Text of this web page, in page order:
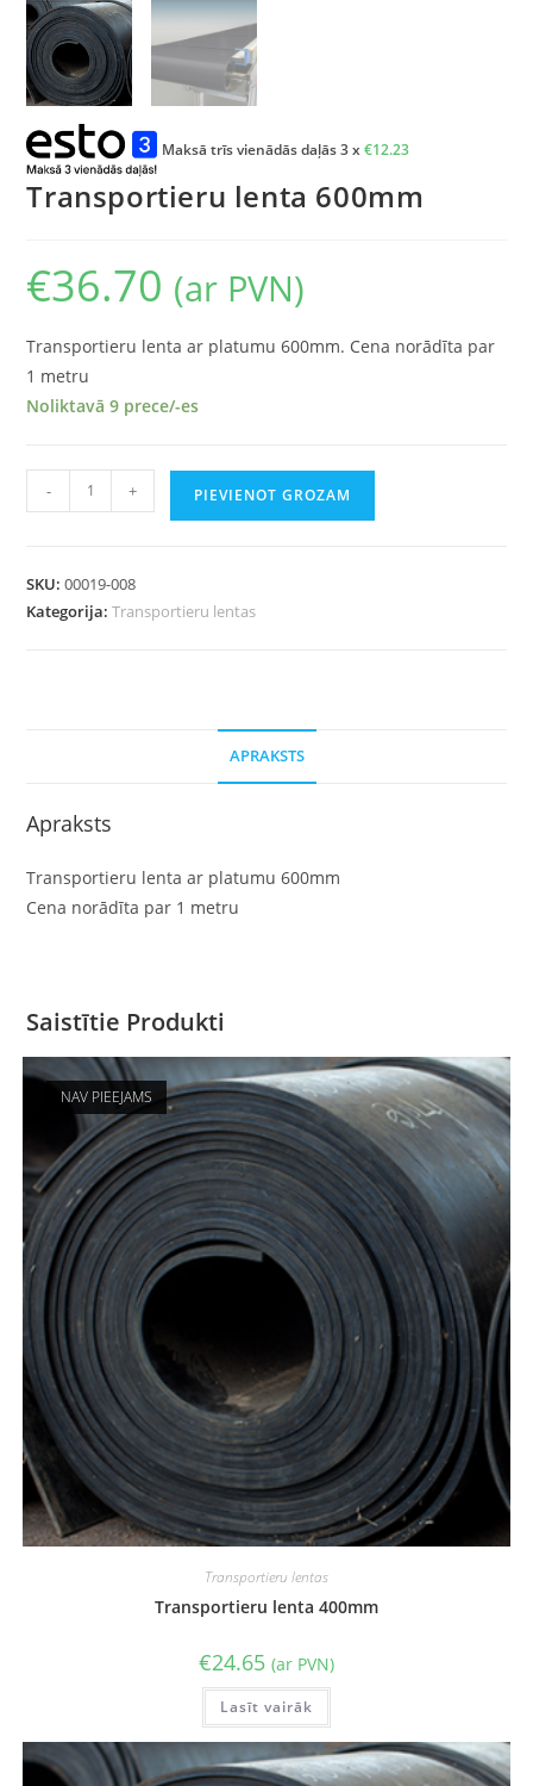
Maksā trīs vienādās daļās 3 x€12.23
Transportieru lenta 600mm
€36.70 (ar PVN)
Transportieru lenta ar platumu 600mm. Cena norādīta par
1 metru
Noliktavā 9 prece/-es
Transportieru
lenta
- + PIEVIENOT GROZAM
SKU:00019-008
Kategorija:Transportieru lentas
APRAKSTS
Apraksts
Transportieru lenta ar platumu 600mm
Cena norādīta par 1 metru
Saistītie Produkti
NAV PIEEJAMS
Transportieru lentas
Transportieru lenta 400mm
€24.65 (ar PVN)
Lasīt vairāk